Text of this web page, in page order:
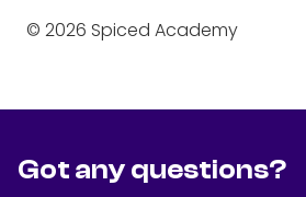
© 2026 Spiced Academy
Got any questions?